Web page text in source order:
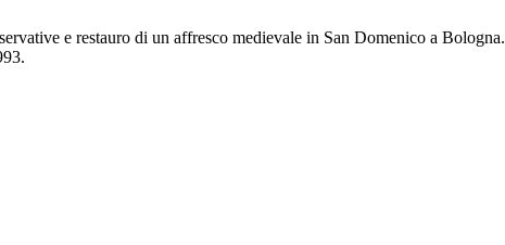
e restauro di un affresco medievale in San Domenico a Bologna.